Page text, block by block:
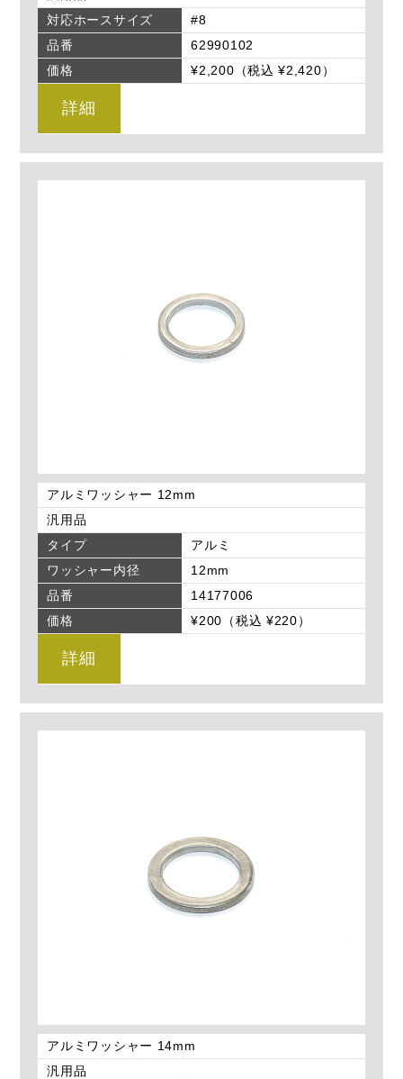
対応ホースサイズ
#8
品番
62990102
価格
¥2,200（税込 ¥2,420）
詳細
アルミワッシャー 12mm
汎用品
タイプ
アルミ
ワッシャー内径
12mm
品番
14177006
価格
¥200（税込 ¥220）
詳細
アルミワッシャー 14mm
汎用品